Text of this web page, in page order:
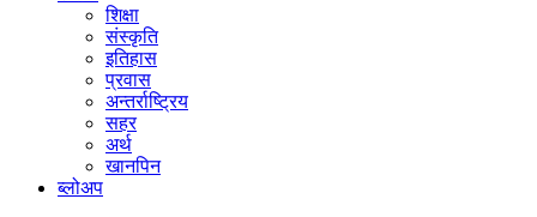
शिक्षा
संस्कृति
इतिहास
प्रवास
अन्तर्राष्ट्रिय
सहर
अर्थ
खानपिन
ब्लोअप